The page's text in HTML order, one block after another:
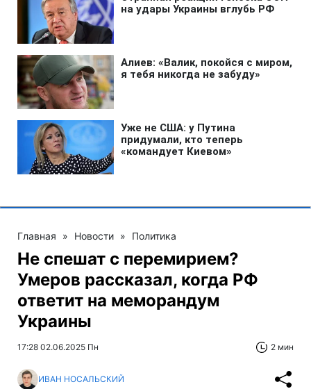
Главная » Новости » Политика
Не спешат с перемирием?
Умеров рассказал, когда РФ
ответит на меморандум
Украины
17:28 02.06.2025 Пн 2 мин
ИВАН НОСАЛЬСКИЙ